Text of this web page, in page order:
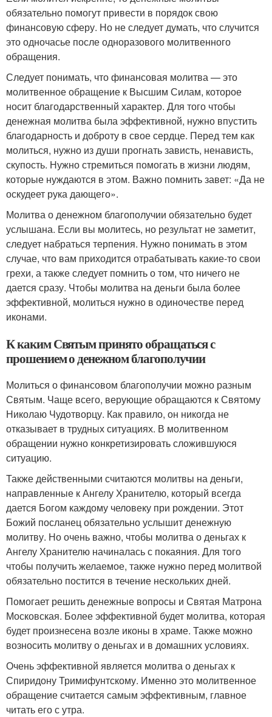
обязательно помогут привести в порядок свою
финансовую сферу. Но не следует думать, что случится
это одночасье после одноразового молитвенного
обращения.
Следует понимать, что финансовая молитва — это
молитвенное обращение к Высшим Силам, которое
носит благодарственный характер. Для того чтобы
денежная молитва была эффективной, нужно впустить
благодарность и доброту в свое сердце. Перед тем как
молиться, нужно из души прогнать зависть, ненависть,
скупость. Нужно стремиться помогать в жизни людям,
которые нуждаются в этом. Важно помнить завет: «Да не
оскудеет рука дающего».
Молитва о денежном благополучии обязательно будет
услышана. Если вы молитесь, но результат не заметит,
следует набраться терпения. Нужно понимать в этом
случае, что вам приходится отрабатывать какие-то свои
грехи, а также следует помнить о том, что ничего не
дается сразу. Чтобы молитва на деньги была более
эффективной, молиться нужно в одиночестве перед
иконами.
К каким Святым принято обращаться с
прошением о денежном благополучии
Молиться о финансовом благополучии можно разным
Святым. Чаще всего, верующие обращаются к Святому
Николаю Чудотворцу. Как правило, он никогда не
отказывает в трудных ситуациях. В молитвенном
обращении нужно конкретизировать сложившуюся
ситуацию.
Также действенными считаются молитвы на деньги,
направленные к Ангелу Хранителю, который всегда
дается Богом каждому человеку при рождении. Этот
Божий посланец обязательно услышит денежную
молитву. Но очень важно, чтобы молитва о деньгах к
Ангелу Хранителю начиналась с покаяния. Для того
чтобы получить желаемое, также нужно перед молитвой
обязательно постится в течение нескольких дней.
Помогает решить денежные вопросы и Святая Матрона
Московская. Более эффективной будет молитва, которая
будет произнесена возле иконы в храме. Также можно
возносить молитву о деньгах и в домашних условиях.
Очень эффективной является молитва о деньгах к
Спиридону Тримифунтскому. Именно это молитвенное
обращение считается самым эффективным, главное
читать его с утра.